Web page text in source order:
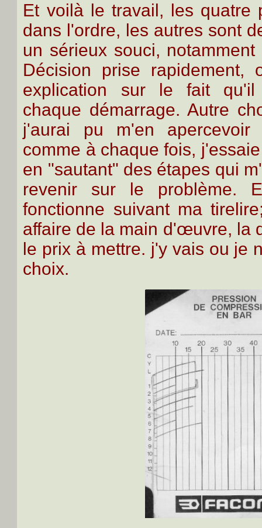
Et voilà le travail, les quatre
dans l'ordre, les autres sont
un sérieux souci,
Décision prise rapidement,
explication sur le fait qu'il
chaque démarrage. Autre
j'aurai pu m'en
comme à chaque fois,
en "sautant" des étapes qui
revenir sur le problème.
fonctionne suivant ma
affaire de la main d'œuvre, la
le prix à mettre. j'y vais ou je
choix.